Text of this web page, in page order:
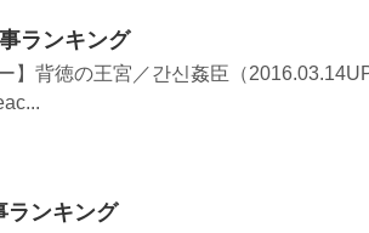
ランキング
】背徳の王宮／간신姦臣（
ランキング